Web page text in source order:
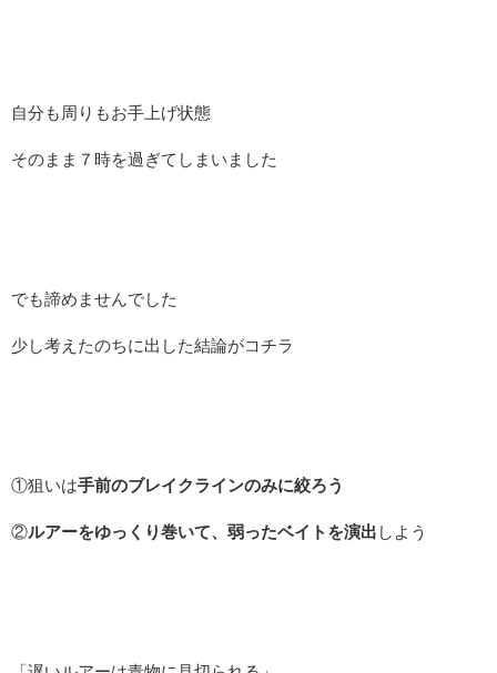
自分も周りもお手上げ状態
そのまま７時を過ぎてしまいました
でも諦めませんでした
少し考えたのちに出した結論がコチラ
①狙いは手前のブレイクラインのみに絞ろう
②ルアーをゆっくり巻いて、弱ったベイトを演出 しよう